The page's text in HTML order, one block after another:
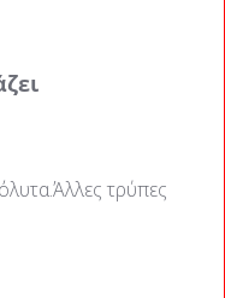
τρύπες